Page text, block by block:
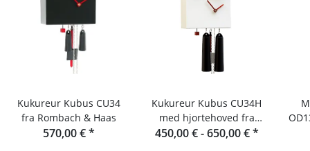
Kukureur Kubus CU34
fra Rombach & Haas
570,00 €*
Kukureur Kubus CU34H
med hjortehoved fra
Rombach & Haas
450,00 € -650,00 €*